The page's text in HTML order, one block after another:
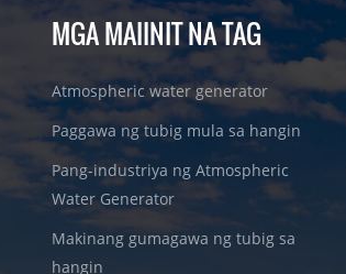
MGA MAIINIT NA TAG
Atmospheric water generator
Paggawa ng tubig mula sa hangin
Pang-industriya ng Atmospheric
Water Generator
Makinang gumagawa ng tubig sa
hangin